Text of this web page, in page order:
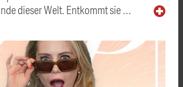
dieser Welt. Entkommt sie …